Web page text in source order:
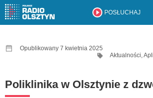
POSŁUCHAJ
Opublikowany 7 kwietnia 2025
Aktualności,
Poliklinika w Olsztynie z